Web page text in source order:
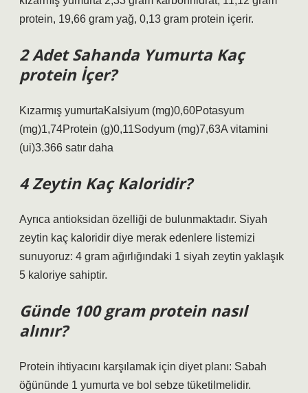
protein, 19,66 gram yağ, 0,13 gram protein içerir.
2 Adet Sahanda Yumurta Kaç
protein İçer?
Kızarmış yumurtaKalsiyum (mg)0,60Potasyum
(mg)1,74Protein (g)0,11Sodyum (mg)7,63A vitamini
(ui)3.366 satır daha
4 Zeytin Kaç Kaloridir?
Ayrıca antioksidan özelliği de bulunmaktadır. Siyah
zeytin kaç kaloridir diye merak edenlere listemizi
sunuyoruz: 4 gram ağırlığındaki 1 siyah zeytin yaklaşık
5 kaloriye sahiptir.
Günde 100 gram protein nasıl
alınır?
Protein ihtiyacını karşılamak için diyet planı: Sabah
öğününde 1 yumurta ve bol sebze tüketilmelidir.